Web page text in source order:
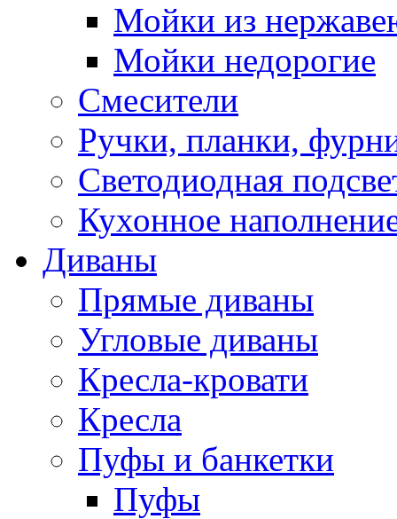
Мойки из
Мойки недорогие
Смесители
Ручки, планки,
Светодиодная
Кухонное
Диваны
Прямые диваны
Угловые диваны
Кресла-кровати
Кресла
Пуфы и банкетки
Пуфы